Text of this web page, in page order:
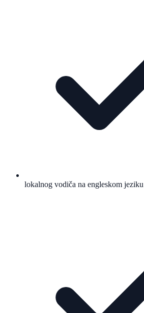
lokalnog vodiča na engleskom jeziku